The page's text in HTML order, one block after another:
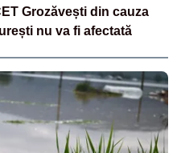
Grozăvești din cauza
nu va fi afectată